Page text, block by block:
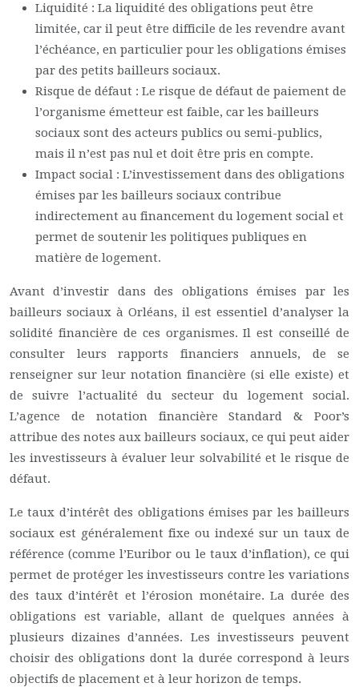
Liquidité : La liquidité des obligations peut être
limitée, car il peut être difficile de les revendre avant
l’échéance, en particulier pour les obligations émises
par des petits bailleurs sociaux.
Risque de défaut : Le risque de défaut de paiement de
l’organisme émetteur est faible, car les bailleurs
sociaux sont des acteurs publics ou semi-publics,
mais il n’est pas nul et doit être pris en compte.
Impact social : L’investissement dans des obligations
émises par les bailleurs sociaux contribue
indirectement au financement du logement social et
permet de soutenir les politiques publiques en
matière de logement.
Avant d’investir dans des obligations émises par les
bailleurs sociaux à Orléans, il est essentiel d’analyser la
solidité financière de ces organismes. Il est conseillé de
consulter leurs rapports financiers annuels, de se
renseigner sur leur notation financière (si elle existe) et
de suivre l’actualité du secteur du logement social.
L’agence de notation financière Standard & Poor’s
attribue des notes aux bailleurs sociaux, ce qui peut aider
les investisseurs à évaluer leur solvabilité et le risque de
défaut.
Le taux d’intérêt des obligations émises par les bailleurs
sociaux est généralement fixe ou indexé sur un taux de
référence (comme l’Euribor ou le taux d’inflation), ce qui
permet de protéger les investisseurs contre les variations
des taux d’intérêt et l’érosion monétaire. La durée des
obligations est variable, allant de quelques années à
plusieurs dizaines d’années. Les investisseurs peuvent
choisir des obligations dont la durée correspond à leurs
objectifs de placement et à leur horizon de temps.